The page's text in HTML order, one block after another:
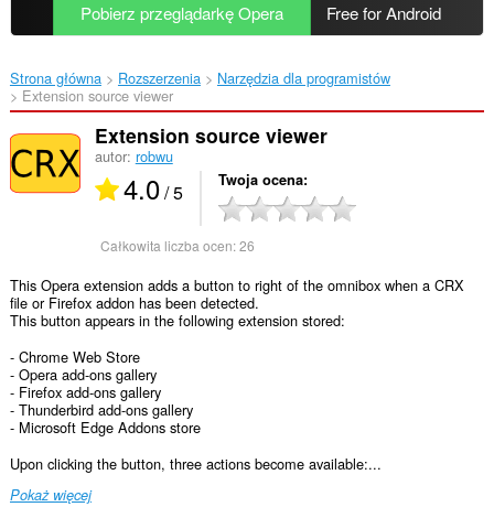
Pobierz przeglądarkę Opera Free for Android
Strona główna Rozszerzenia
Narzędzia dla programistów
Extension source viewer‎
Extension source viewer
autor: robwu
4.0/ 5 Twoja ocena
Całkowita liczba ocen:26
This Opera extension adds a button to right of the omnibox when a CRX
file or Firefox addon has been detected.
This button appears in the following extension stored:
- Chrome Web Store
- Opera add-ons gallery
- Firefox add-ons gallery
- Thunderbird add-ons gallery
- Microsoft Edge Addons store
Upon clicking the button, three actions become available:...
Pokaż więcej